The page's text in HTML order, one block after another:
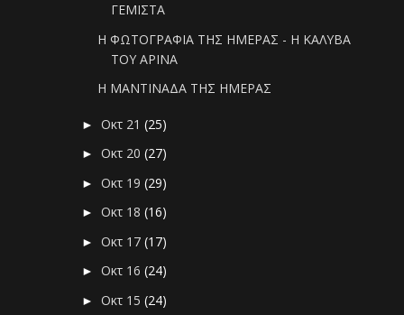
ΓΕΜΙΣΤΑ
Η ΦΩΤΟΓΡΑΦΙΑ ΤΗΣ ΗΜΕΡΑΣ - Η ΚΑΛΥΒΑ
ΤΟΥ ΑΡΙΝΑ
Η ΜΑΝΤΙΝΑΔΑ ΤΗΣ ΗΜΕΡΑΣ
►Οκτ 21(25)
►Οκτ 20(27)
►Οκτ 19(29)
►Οκτ 18(16)
►Οκτ 17(17)
►Οκτ 16(24)
►Οκτ 15(24)